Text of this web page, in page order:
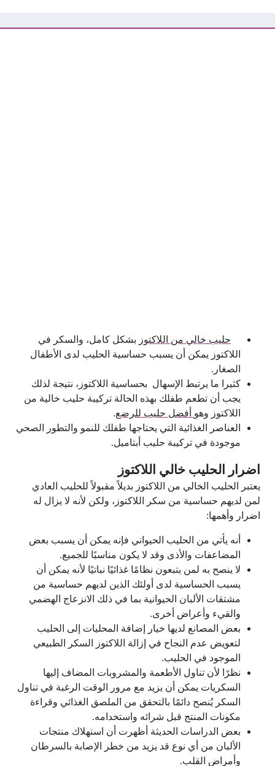
حليب خالي من اللاكتوز بشكل كامل، والسكر في
اللاكتوز يمكن أن يسبب حساسية الحليب لدى الأطفال
الصغار.
كثيرا ما يرتبط الإسهال بحساسية اللاكتوز، نتيجة لذلك
يجب أن تطعم طفلك بهذه الحالة تركيبة حليب خالية من
اللاكتوز وهو أفضل حليب للرضع.
العناصر الغذائية التي يحتاجها طفلك للنمو والتطور الصحي
موجودة في تركيبة حليب أبتاميل.
اضرار الحليب خالي اللاكتوز
يعتبر الحليب الخالي من اللاكتوز بديلاً مقبولاً للحليب العادي
لمن لديهم حساسية من سكر اللاكتوز، ولكن لأنه لا يزال له
اضرار وأهمها:
أنه يأتي من الحليب الحيواني فإنه يمكن أن يسبب بعض
المضاعفات والأذى وقد لا يكون مناسبًا للجميع.
لا ينصح به لمن يتبعون نظامًا غذائيًا نباتيًا لأنه يمكن أن
يسبب الحساسية لدى أولئك الذين لديهم حساسية من
مشتقات الألبان الحيوانية بما في ذلك الانزعاج الهضمي
والقيء وأعراض أخرى.
بعض المصانع لديها خيار إضافة المحليات إلى الحليب
لتعويض عدم النجاح في إزالة اللاكتوز السكر الطبيعي
الموجود في الحليب.
نظرًا لأن تناول الأطعمة والمشروبات المضاف إليها
السكريات يمكن أن يزيد مع مرور الوقت الرغبة في تناول
السكر يُنصح دائمًا بالتحقق من الملصق الغذائي وقراءة
مكونات المنتج قبل شرائه واستخدامه.
بعض الدراسات الحديثة أظهرت أن استهلاك منتجات
الألبان من أي نوع قد يزيد من خطر الإصابة بالسرطان
وأمراض القلب.